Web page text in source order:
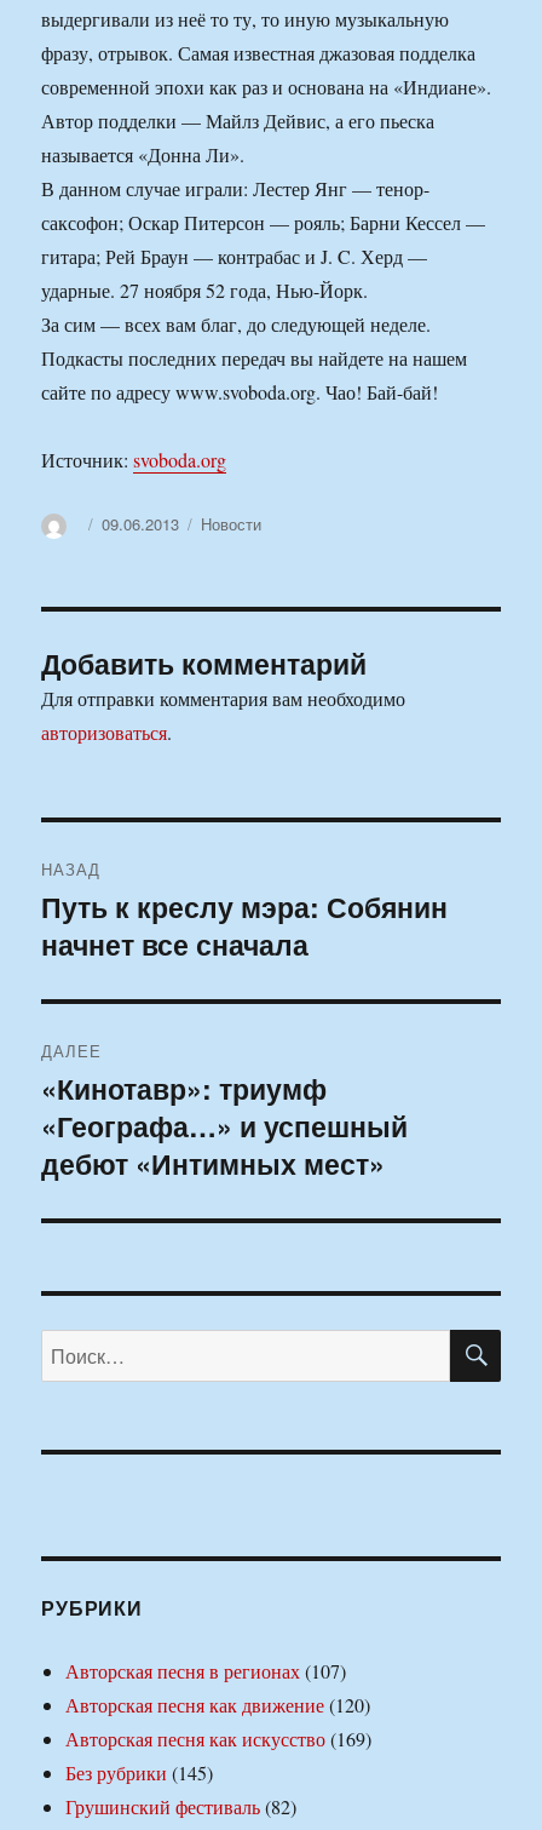
выдергивали из неё то ту, то иную музыкальную
фразу, отрывок. Самая известная джазовая подделка
современной эпохи как раз и основана на «Индиане».
Автор подделки — Майлз Дейвис, а его пьеска
называется «Донна Ли».
В данном случае играли: Лестер Янг — тенор-
саксофон; Оскар Питерсон — рояль; Барни Кессел —
гитара; Рей Браун — контрабас и J. C. Херд —
ударные. 27 ноября 52 года, Нью-Йорк.
За сим — всех вам благ, до следующей неделе.
Подкасты последних передач вы найдете на нашем
сайте по адресу www.svoboda.org. Чао! Бай-бай!
Источник:svoboda.org
АвторОпубликовано
09.06.2013 Рубрики
Новости
Добавить комментарий
Для отправки комментария вам необходимо
авторизоваться.
по
записям
НАЗАД
Предыдущая
запись:
Путь к креслу мэра: Собянин
начнет все сначала
ДАЛЕЕ
Следующая
запись:
«Кинотавр»: триумф
«Географа…» и успешный
дебют «Интимных мест»
Искать:
РУБРИКИ
Авторская песня в регионах(107)
Авторская песня как движение(120)
Авторская песня как искусство(169)
Без рубрики (145)
Грушинский фестиваль(82)